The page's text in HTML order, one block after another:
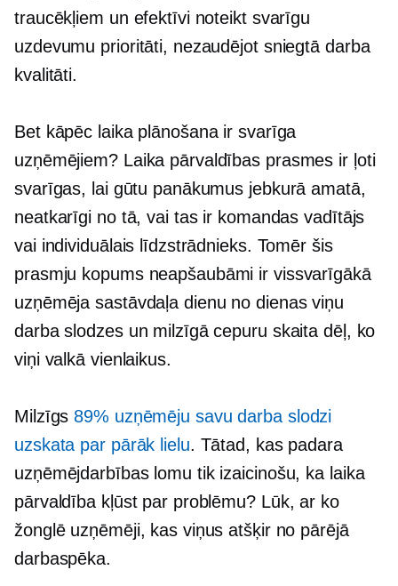
traucēkļiem un efektīvi noteikt svarīgu
uzdevumu prioritāti, nezaudējot sniegtā darba
kvalitāti.
Bet kāpēc laika plānošana ir svarīga
uzņēmējiem? Laika pārvaldības prasmes ir ļoti
svarīgas, lai gūtu panākumus jebkurā amatā,
neatkarīgi no tā, vai tas ir komandas vadītājs
vai individuālais līdzstrādnieks. Tomēr šis
prasmju kopums neapšaubāmi ir vissvarīgākā
uzņēmēja sastāvdaļa dienu no dienasviņu
darba slodzes un milzīgā cepuru skaita dēļ, ko
viņi valkā vienlaikus.
Milzīgs 89% uzņēmēju savu darba slodzi
uzskata par pārāk lielu. Tātad, kas padara
uzņēmējdarbības lomu tik izaicinošu, ka laika
pārvaldība kļūst par problēmu? Lūk, ar ko
žonglē uzņēmēji, kas viņus atšķir no pārējā
darbaspēka.